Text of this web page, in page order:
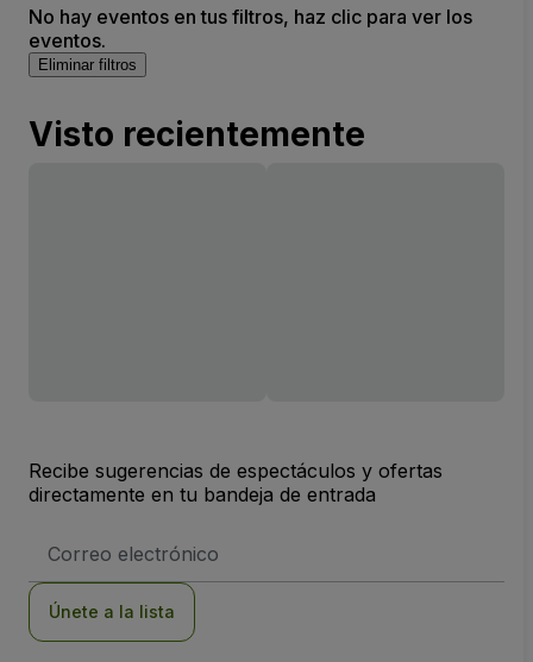
No hay eventos en tus filtros, haz clic para ver los
eventos.
Eliminar filtros
Visto recientemente
Recibe sugerencias de espectáculos y ofertas
directamente en tu bandeja de entrada
de
Únete a la lista